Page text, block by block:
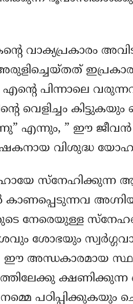
വാക്യപ്രകാരം
എന്‍റെ പിന്നാലെ
വെളിച്ചം
എന്നും, ” ഈ ജീവന്‍
വിശുദ്ധ
സ്നേഹിക്കുന്ന
കാണപ്പെടുന്നവ
നേരെയുള്ള
ശോഭയും
ഈ അന്ധകാരമായ
ക്ഷണിക്കുന്ന
പഠിപ്പിക്കുകയും